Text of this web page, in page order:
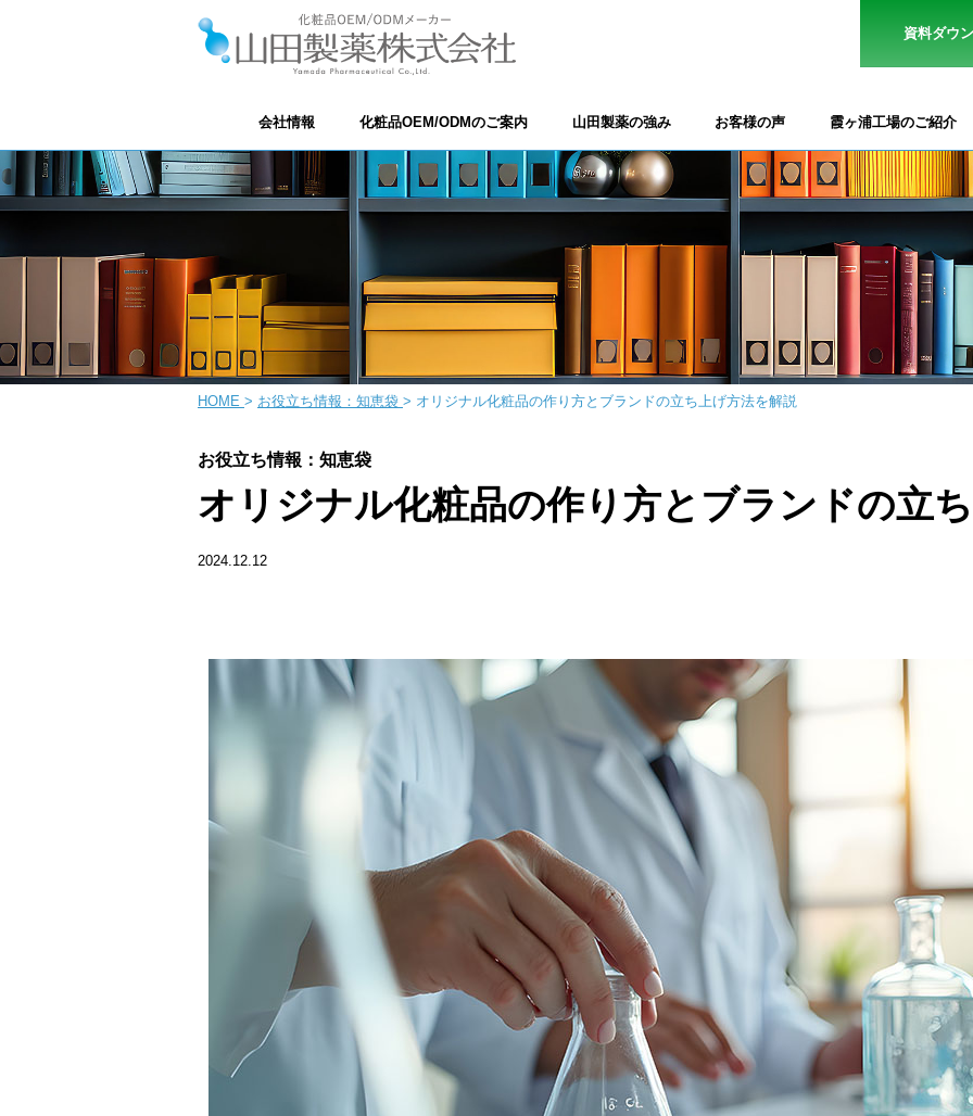
資料ダウ
会社情報 化粧品OEM/ODMのご案内 山田製薬の強み お客様の声 霞ヶ浦工場のご紹介
HOME > お役立ち情報：知恵袋 > オリジナル化粧品の作り方とブランドの立ち上げ方法を解説
お役立ち情報：知恵袋
オリジナル化粧品の作り方とブランドの立
2024.12.12